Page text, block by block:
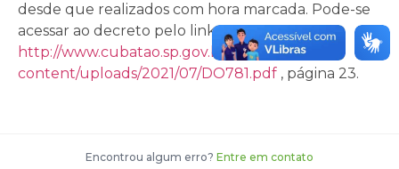
desde que realizados com hora marcada. Pode-se
acessar ao decreto pelo link
http://www.cubatao.sp.gov.br/wp-
content/uploads/2021/07/DO781.pdf , página 23.
Encontrou algum erro? Entre em contato